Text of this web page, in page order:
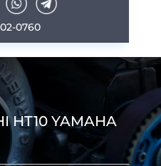
0760
HT10 YAMAHA